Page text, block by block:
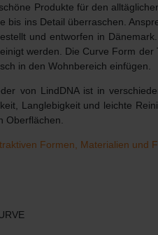
Produkte für den
bis ins Detail überraschen.
und entworfen in
werden. Die Curve Form
in den Wohnbereich einfügen.
von LindDNA ist in
Langlebigkeit und leichte
Oberflächen.
Formen, Materialien und